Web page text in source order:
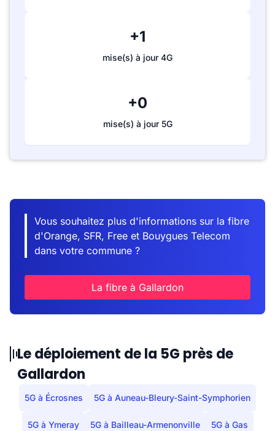
+1
mise(s) à jour 4G
+0
mise(s) à jour 5G
Vous souhaitez plus d'informations sur la fibre
d'Orange, SFR, Free et Bouygues Telecom
dans votre commune ?
La fibre à Gallardon
Le déploiement de la 5G près de
Gallardon
5G à Écrosnes 5G à Auneau-Bleury-Saint-Symphorien
5G à Ymeray 5G à Bailleau-Armenonville 5G à Gas